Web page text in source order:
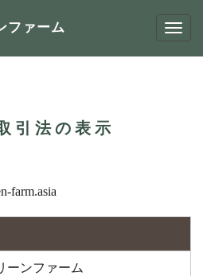
ファーム
引法の表示
farm.asia
ンファーム